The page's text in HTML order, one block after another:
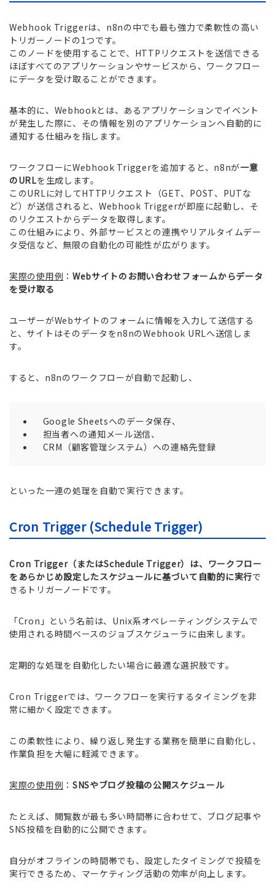
Webhook Triggerは、n8nの中でも最も強力で柔軟性の高い
トリガーノードの1つです。
このノードを使用することで、HTTPリクエストを送信できる
ほぼすべてのアプリケーションやサービスから、ワークフロー
にデータを受け取ることができます。
基本的に、Webhookとは、あるアプリケーションでイベント
が発生した際に、その情報を別のアプリケーションへ自動的に
通知する仕組みを指します。
ワークフローにWebhook Triggerを追加すると、n8nが一意
のURLを生成します。
このURLに対してHTTPリクエスト（GET、POST、PUTな
ど）が送信されると、Webhook Triggerが即座に起動し、そ
のリクエストからデータを取得します。
この仕組みにより、外部サービスとの連携やリアルタイムデー
タ受信など、無限の自動化の可能性が広がります。
実際の使用例 ： Webサイトのお問い合わせフォームからデータ
を受け取る
ユーザーがWebサイトのフォームに情報を入力して送信する
と、サイトはそのデータをn8nのWebhook URLへ送信しま
す。
すると、n8nのワークフローが自動で起動し、
Google Sheetsへのデータ保存、
担当者への通知メール送信、
CRM（顧客管理システム）への連絡先登録
といった一連の処理を自動で実行できます。
Cron Trigger (Schedule Trigger)
Cron Trigger（またはSchedule Trigger）は、ワークフロー
をあらかじめ設定したスケジュールに基づいて自動的に実行で
きるトリガーノードです。
「Cron」という名前は、Unix系オペレーティングシステムで
使用される時間ベースのジョブスケジューラに由来します。
定期的な処理を自動化したい場合に最適な選択肢です。
Cron Triggerでは、ワークフローを実行するタイミングを非
常に細かく設定できます。
この柔軟性により、繰り返し発生する業務を簡単に自動化し、
作業負担を大幅に軽減できます。
実際の使用例 ： SNSやブログ投稿の公開スケジュール
たとえば、閲覧数が最も多い時間帯に合わせて、ブログ記事や
SNS投稿を自動的に公開できます。
自分がオフラインの時間帯でも、設定したタイミングで投稿を
実行できるため、マーケティング活動の効率が向上します。